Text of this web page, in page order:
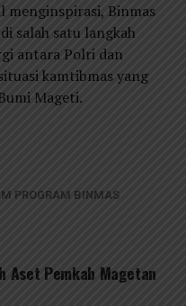
menginspirasi, Binmas
salah satu langkah
antara Polri dan
kamtibmas yang
Mageti.
PROGRAM BINMAS
Aset Pemkab Magetan